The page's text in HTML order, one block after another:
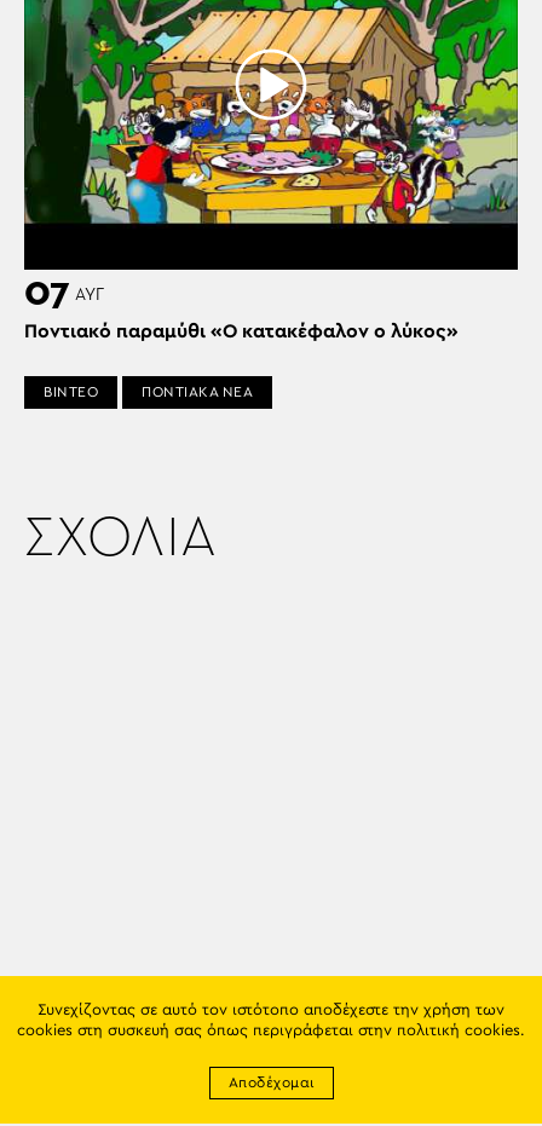
07 ΑΥΓ
Ποντιακό παραμύθι «Ο κατακέφαλον ο λύκος»
ΒΙΝΤΕΟ ΠΟΝΤΙΑΚΑ ΝΕΑ
ΣΧΟΛΙΑ
Συνεχίζοντας σε αυτό τον ιστότοπο αποδέχεστε την χρήση των
cookies στη συσκευή σας όπως περιγράφεται στην πολιτική cookies.
Αποδέχομαι